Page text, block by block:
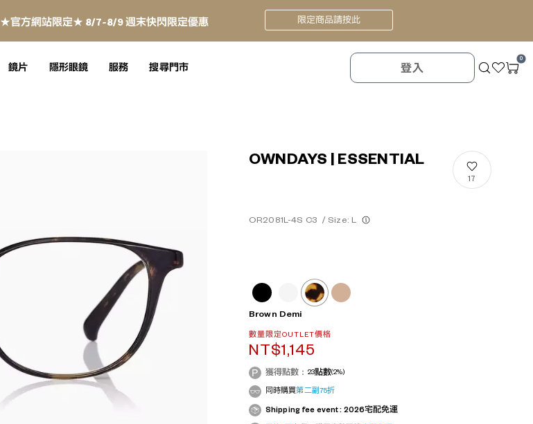
★官方網站限定★ 8/7~8/9 週末快閃限定優惠 限定商品請按此
鏡片 隱形眼鏡 服務 搜尋門市 登入
0
OWNDAYS | ESSENTIAL
OR2081L-4S C3 / Size: L
17
Brown Demi
數量限定OUTLET價格
NT$1,145
獲得點數： 23點數(2%)
同時購買第二副75折
Shipping fee event : 2026宅配免運